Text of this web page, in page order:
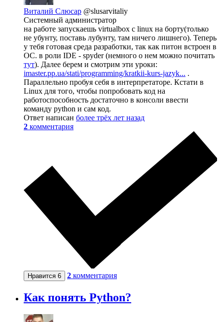
Виталий Слюсар @slusarvitaliy
Системный администратор
на работе запускаешь virtualbox c linux на борту(только
не убунту, поставь лубунту, там ничего лишнего). Теперь
у тебя готовая среда разработки, так как питон встроен в
ОС. в роли IDE - spyder (немного о нем можно почитать
тут). Далее берем и смотрим эти уроки:
imaster.pp.ua/stati/programming/kratkii-kurs-jazyk... .
Параллельно пробуя себя в интерпретаторе. Кстати в
Linux для того, чтобы попробовать код на
работоспособность достаточно в консоли ввести
команду python и сам код.
Ответ написан более трёх лет назад
2 комментария
Нравится 6 2 комментария
Как понять Python?